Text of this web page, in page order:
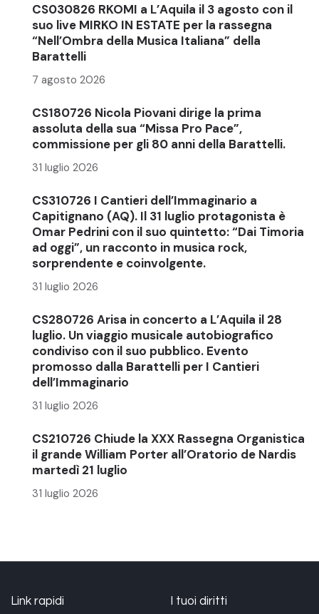
CS030826 RKOMI a L’Aquila il 3 agosto con il
suo live MIRKO IN ESTATE per la rassegna
“Nell’Ombra della Musica Italiana” della
Barattelli
7 agosto 2026
CS180726 Nicola Piovani dirige la prima
assoluta della sua “Missa Pro Pace”,
commissione per gli 80 anni della Barattelli.
31 luglio 2026
CS310726 I Cantieri dell’Immaginario a
Capitignano (AQ). Il 31 luglio protagonista è
Omar Pedrini con il suo quintetto: “Dai Timoria
ad oggi”, un racconto in musica rock,
sorprendente e coinvolgente.
31 luglio 2026
CS280726 Arisa in concerto a L’Aquila il 28
luglio. Un viaggio musicale autobiografico
condiviso con il suo pubblico. Evento
promosso dalla Barattelli per I Cantieri
dell’Immaginario
31 luglio 2026
CS210726 Chiude la XXX Rassegna Organistica
il grande William Porter all’Oratorio de Nardis
martedì 21 luglio
31 luglio 2026
Link rapidi I tuoi diritti